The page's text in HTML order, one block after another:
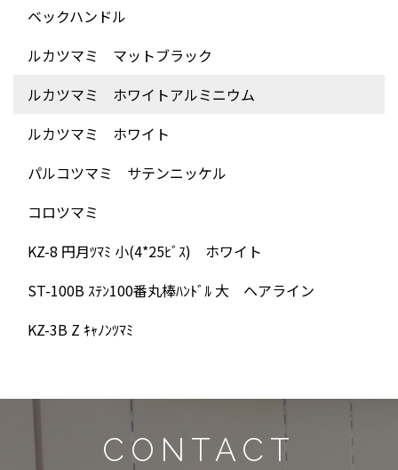
ベックハンドル
ルカツマミ マットブラック
ルカツマミ ホワイトアルミニウム
ルカツマミ ホワイト
パルコツマミ サテンニッケル
コロツマミ
KZ-8 円月ﾂﾏﾐ 小(4*25ﾋﾞｽ) ホワイト
ST-100B ｽﾃﾝ100番丸棒ﾊﾝﾄﾞﾙ 大 ヘアライン
KZ-3B Z ｷｬﾉﾝﾂﾏﾐ
CONTACT